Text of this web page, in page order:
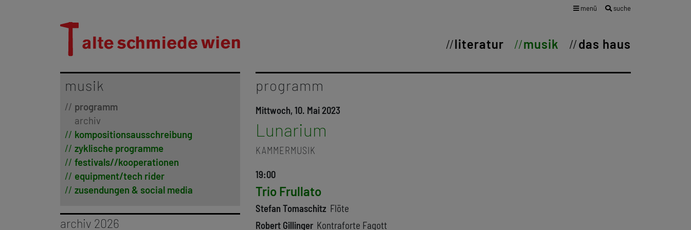
menü suche
literatur musik das haus
musik
programm
archiv
kompositionsausschreibung
zyklische programme
festivals//kooperationen
equipment/tech rider
zusendungen & social media
archiv 2026
programm
Mittwoch, 10. Mai 2023
Lunarium
KAMMERMUSIK
19:00
Trio Frullato
Stefan Tomaschitz Flöte
Robert Gillinger Kontraforte Fagott